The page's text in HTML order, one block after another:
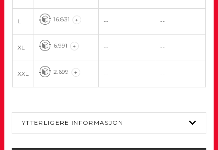
L 16.831 + -- --
XL 6.991 + -- --
XXL 2.699 + -- --
YTTERLIGERE INFORMASJON